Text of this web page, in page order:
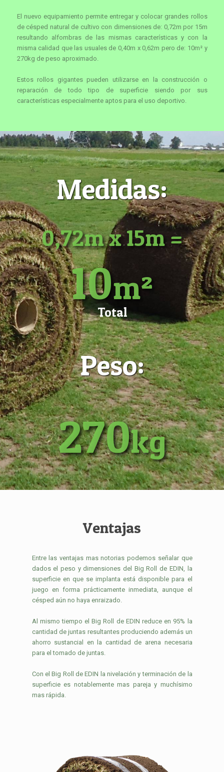
El nuevo equipamiento permite entregar y colocar grandes rollos
de césped natural de cultivo con dimensiones de: 0,72m por 15m
resultando alfombras de las mismas características y con la
misma calidad que las usuales de 0,40m x 0,62m pero de: 10m² y
270kg de peso aproximado.
Estos rollos gigantes pueden utilizarse en la construcción o
reparación de todo tipo de superficie siendo por sus
características especialmente aptos para el uso deportivo.
Medidas:
0,72m x 15m =
10m²
Total
Peso:
270kg
Ventajas
Entre las ventajas mas notorias podemos señalar que
dados el peso y dimensiones del Big Roll de EDIN, la
superficie en que se implanta está disponible para el
juego en forma prácticamente inmediata, aunque el
césped aún no haya enraizado.
Al mismo tiempo el Big Roll de EDIN reduce en 95% la
cantidad de juntas resultantes produciendo además un
ahorro sustancial en la cantidad de arena necesaria
para el tomado de juntas.
Con el Big Roll de EDIN la nivelación y terminación de la
superficie es notablemente mas pareja y muchísimo
mas rápida.